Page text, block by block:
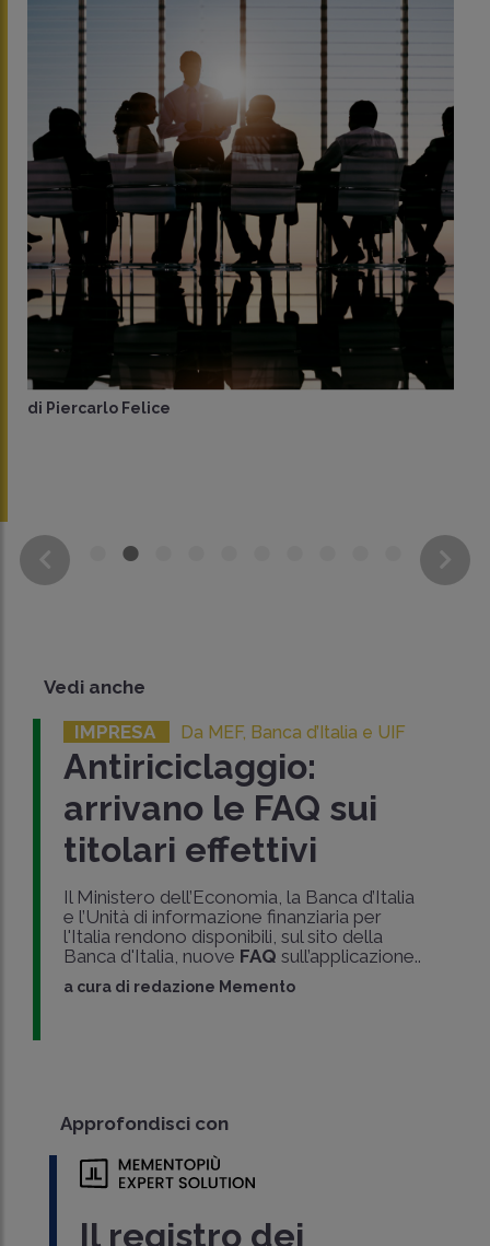
di Piercarlo Felice
Vedi anche
IMPRESA Da MEF, Banca d’Italia e UIF
Antiriciclaggio:
arrivano le FAQ sui
titolari effettivi
Il Ministero dell’Economia, la Banca d’Italia
e l’Unità di informazione finanziaria per
l'Italia rendono disponibili, sul sito della
Banca d'Italia, nuove FAQ sull’applicazione..
a cura di redazione Memento
Approfondisci con
Il registro dei